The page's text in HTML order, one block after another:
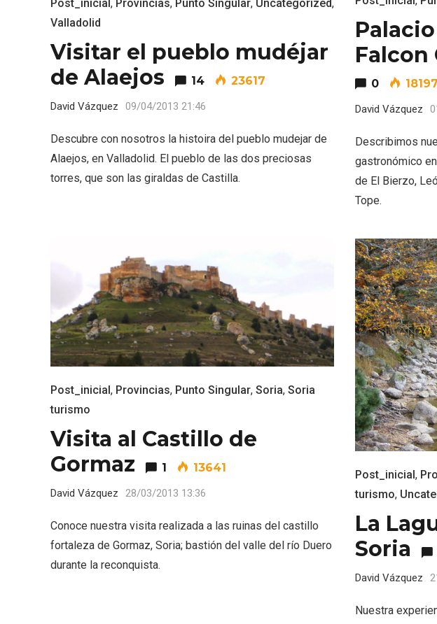
Post_inicial, Provincias, Punto Singular, Uncategorized,
Valladolid
Visitar el pueblo mudéjar
de Alaejos
14 23617
David Vázquez 09/04/2013 21:46
Descubre con nosotros la histoira del pueblo mudejar de
Alaejos, en Valladolid. El pueblo de las dos preciosas
torres, que son las giraldas de Castilla.
Falcon
0 18197
David Vázquez
Describimos
gastronómico
de El Bierzo,
Tope.
Post_inicial, Provincias, Punto Singular, Soria, Soria
turismo
Visita al Castillo de
Gormaz
1 13641
David Vázquez 28/03/2013 13:36
Conoce nuestra visita realizada a las ruinas del castillo
fortaleza de Gormaz, Soria; bastión del valle del río Duero
durante la reconquista.
Post_inicial,
turismo,
La
Soria
David Vázquez
Nuestra
Porrón de Citas de 2026 en
Moradillo de Roa
Los Pueblos más bonitos
España, en Castilla y León
Inauguración del Árbol de
Navidad a ganchillo de
El árbol de Navidad de
Fuenterrebollo